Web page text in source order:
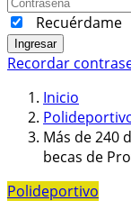
Recuérdame
Ingresar
Recordar
Inicio
Más de 240
becas de
Polideportivo